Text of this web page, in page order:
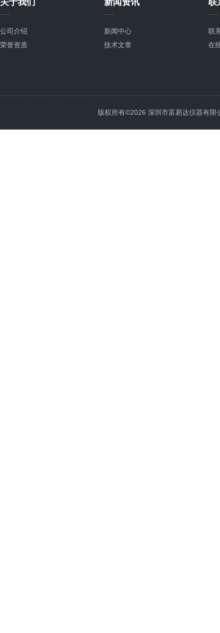
关于我们
公司介绍
荣誉资质
新闻资讯
新闻中心
技术文章
联
联
在
版权所有©2026 深圳市富易达仪器有